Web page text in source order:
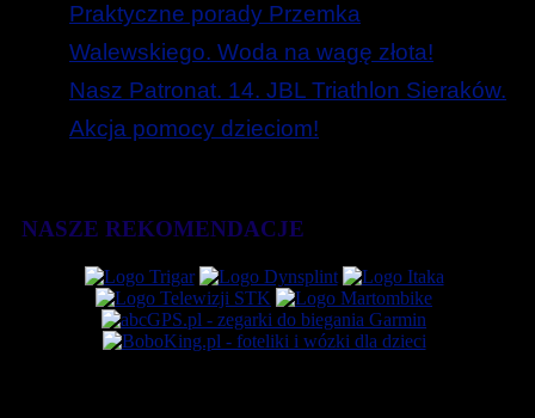
Praktyczne porady Przemka
Walewskiego. Woda na wagę złota!
Nasz Patronat. 14. JBL Triathlon Sieraków.
Akcja pomocy dzieciom!
NASZE REKOMENDACJE